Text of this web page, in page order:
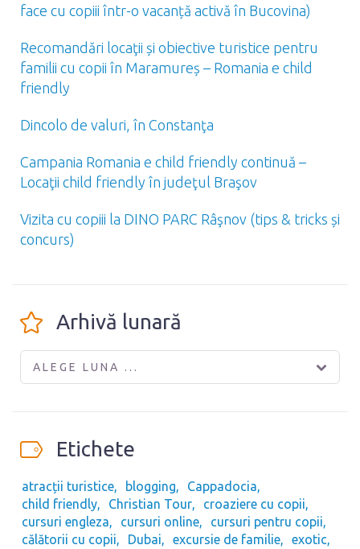
face cu copiii într-o vacanță activă în Bucovina)
Recomandări locaţii și obiective turistice pentru
familii cu copii în Maramureș – Romania e child
friendly
Dincolo de valuri, în Constanţa
Campania Romania e child friendly continuă –
Locaţii child friendly în judeţul Braşov
Vizita cu copiii la DINO PARC Râşnov (tips & tricks și
concurs)
Arhivă lunară
ALEGE LUNA ...
Etichete
atracții turistice blogging
Cappadocia
child friendly
Christian Tour
croaziere cu copii
cursuri engleza
cursuri online
cursuri pentru copii
călătorii cu copii
Dubai excursie de familie
exotic